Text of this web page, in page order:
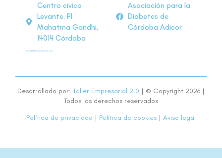
Centro cívico
Levante, Pl.
Mahatma Gandhi,
14014 Córdoba
Asociación para la
Diabetes de
Córdoba Adicor
Desarrollado por: Taller Empresarial 2.0 | © Copyright 2026 |
Todos los derechos reservados
Política de privacidad | Política de cookies | Aviso legal